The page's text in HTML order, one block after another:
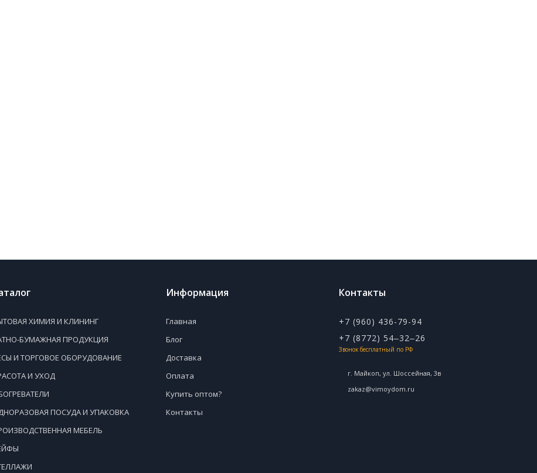
ХИМИЯ И КЛИНИНГ
БУМАЖНАЯ ПРОДУКЦИЯ
И ТОРГОВОЕ ОБОРУДОВАНИЕ
И УХОД
ПОСУДА И УПАКОВКА
МЕБЕЛЬ
Информация
Главная
Блог
Доставка
Оплата
Купить оптом?
Контакты
Контакты
+7 (960) 436-79-94
+7 (8772) 54‒32‒26
Звонок бесплатный по РФ
г. Майкоп, ул. ​Шоссейная, 3в
zakaz@vimoydom.ru